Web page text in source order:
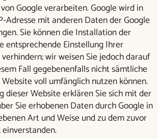
Google verarbeiten. Google wird in
Adresse mit anderen Daten der Google
Sie können die Installation der
entsprechende Einstellung Ihrer
wir weisen Sie jedoch darauf
Fall gegebenenfalls nicht sämtliche
voll umfänglich nutzen können.
dieser Website erklären Sie sich mit der
Sie erhobenen Daten durch Google in
Art und Weise und zu dem zuvor